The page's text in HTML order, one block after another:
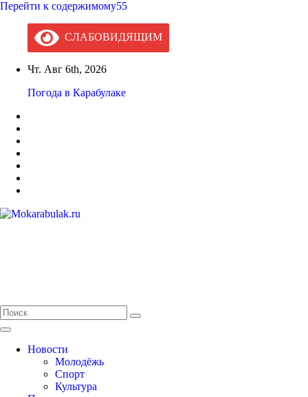
Перейти к содержимому55
СЛАБОВИДЯЩИМ
Чт. Авг 6th, 2026
Погода в Карабулаке
Новости
Молодёжь
Спорт
Культура